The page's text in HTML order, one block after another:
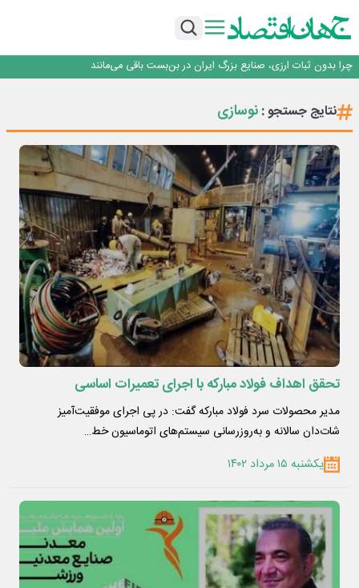
روزنامه ۱۷ مرداد
چرا بدون ثبات ارزی، صنایع بزرگ ایران در بن‌بست باقی می‌مانند
۲ درصد از مشترکان ۱۰ درصد برق خانگی را مصرف می‌کنند!
روزنامه ۱۷ مردادنتایج جستجو :نوسازی
تحقق اهداف فولاد مبارکه با اجرای تعمیرات اساسی
مدیر محصولات سرد فولاد مبارکه گفت: در پی اجرای موفقیت‌آمیز
شات‌دان سالانه و به‌روزرسانی سیستم‌های اتوماسیون خط…
یکشنبه ۱۵ مرداد ۱۴۰۲